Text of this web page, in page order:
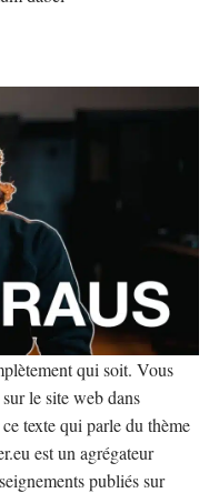
qui soit. Vous
le site web dans
texte qui parle du thème
est un agrégateur
publiés sur